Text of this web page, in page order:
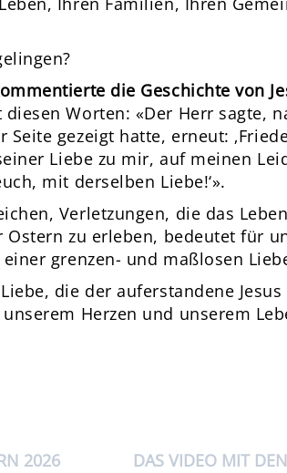
die Geschichte von
Worten: «Der Herr sagte,
Seite gezeigt hatte, erneut:
Liebe zu mir, auf meinen
mit derselben Liebe!‘».
Verletzungen, die das
Ostern zu erleben, bedeutet für
grenzen- und maßlosen
die der auferstandene
Herzen und unserem
2026 DAS VIDEO MIT